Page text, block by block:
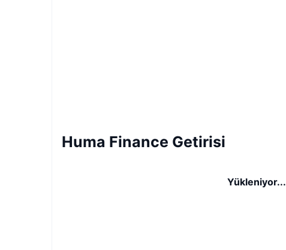
Huma Finance Getirisi
Yükleniyor...